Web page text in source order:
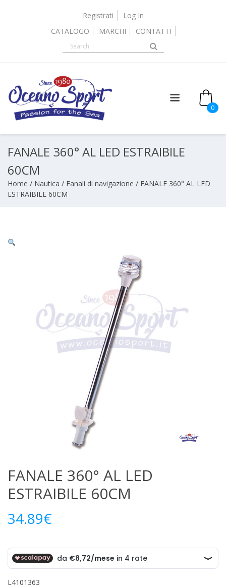
Registrati
Log In
CATALOGO
MARCHI CONTATTI
0
FANALE 360° AL LED ESTRAIBILE
60CM
Home / Nautica / Fanali di navigazione / FANALE 360° AL LED
ESTRAIBILE 60CM
FANALE 360° AL LED
ESTRAIBILE 60CM
34.89€
L4101363